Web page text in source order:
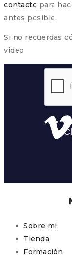
contacto para
antes posible.
Si no recuerdas
video
Sobre mi
Tienda
Formación